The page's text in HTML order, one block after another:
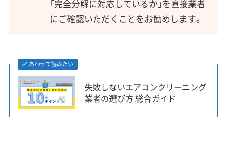
「完全分解に対応しているか」を直接業者
にご確認いただくことをお勧めします。
あわせて読みたい
失敗しないエアコンクリーニング
業者の選び方 総合ガイド